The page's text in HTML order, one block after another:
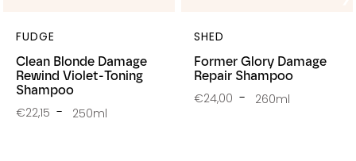
Clean Blonde Damage
Rewind Violet-Toning
Shampoo
FUDGE
€22,15 250ml
Former Glory Damage
Repair Shampoo
SHED
€24,00 260ml